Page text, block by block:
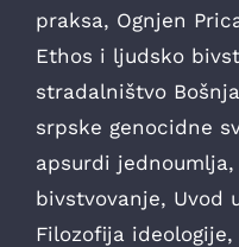
praksa, Ognjen
Ethos i ljudsko
stradalništvo
srpske genocidne
apsurdi
bivstvovanje, Uvod
Filozofija